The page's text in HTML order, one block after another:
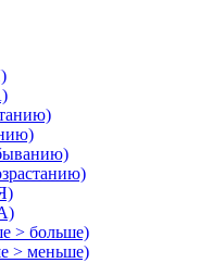
> больше)
> меньше)